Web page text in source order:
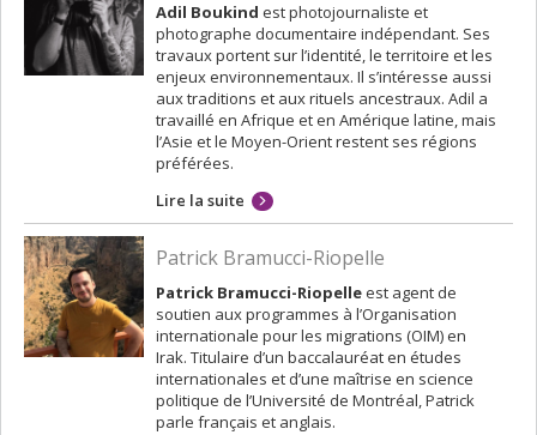
Adil Boukind est photojournaliste et
photographe documentaire indépendant. Ses
travaux portent sur l’identité, le territoire et les
enjeux environnementaux. Il s’intéresse aussi
aux traditions et aux rituels ancestraux. Adil a
travaillé en Afrique et en Amérique latine, mais
l’Asie et le Moyen-Orient restent ses régions
préférées.
Lire la suite
Patrick Bramucci-Riopelle
Patrick Bramucci-Riopelleest agent de
soutien aux programmes à l’Organisation
internationale pour les migrations (OIM) en
Irak. Titulaire d’un baccalauréat en études
internationales et d’une maîtrise en science
politique de l’Université de Montréal, Patrick
parle français et anglais.